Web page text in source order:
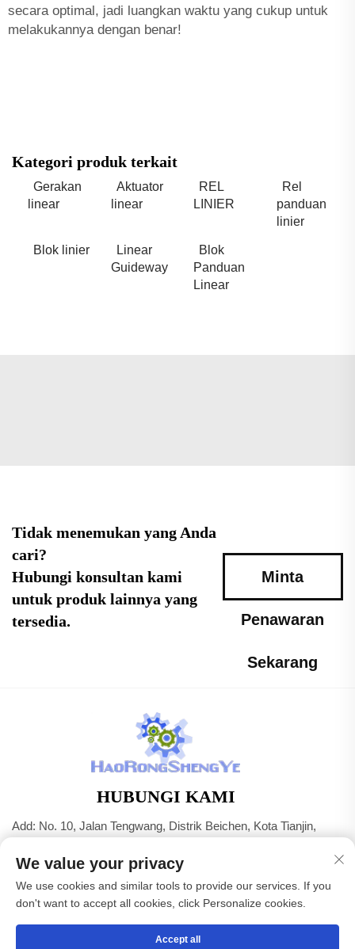
secara optimal, jadi luangkan waktu yang cukup untuk
melakukannya dengan benar!
Kategori produk terkait
Gerakan
linear
Aktuator
linear
REL
LINIER
Rel
panduan
linier
Blok linier
Linear
Guideway
Blok
Panduan
Linear
Tidak menemukan yang Anda
cari?
Hubungi konsultan kami
untuk produk lainnya yang
tersedia.
Minta
Penawaran
Sekarang
HUBUNGI KAMI
Add: No. 10, Jalan Tengwang, Distrik Beichen, Kota Tianjin,
Telp:+86-22 83703208
Surel:[email protected]
We value your privacy
We use cookies and similar tools to provide our services. If you
don't want to accept all cookies, click Personalize cookies.
Accept all